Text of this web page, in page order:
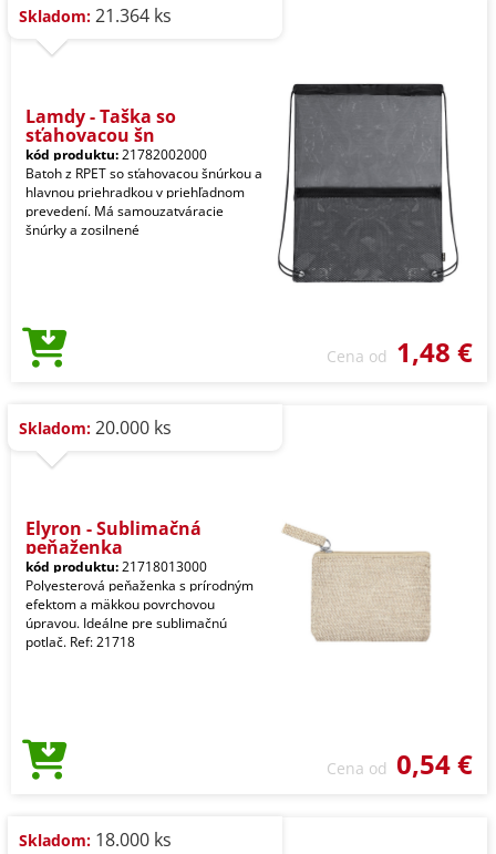
Skladom: 21.364 ks
Lamdy - Taška so
sťahovacou šn
kód produktu:21782002000
Batoh z RPET so sťahovacou šnúrkou a
hlavnou priehradkou v priehľadnom
prevedení. Má samouzatváracie
šnúrky a zosilnené
Cena od 1,48 €
Skladom: 20.000 ks
Elyron - Sublimačná
peňaženka
kód produktu:21718013000
Polyesterová peňaženka s prírodným
efektom a mäkkou povrchovou
úpravou. Ideálne pre sublimačnú
potlač. Ref: 21718
Cena od 0,54 €
Skladom: 18.000 ks